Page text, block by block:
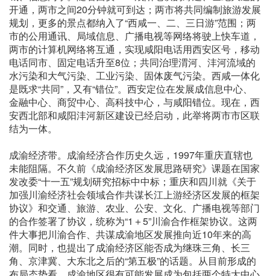
开通，两市之间20分钟就可到达；两市将共同编制旅游发展
规划，更多的景点都纳入了“西咸一、二、三日游”范围；两
市的公用通讯、局域信息、广播电视等网络将驶上快车道，
两市的计算机网络将互通，实现咸阳电话用西安区号，移动
电话同市、固定电话升至8位；共同治理渭河、沣河流域的
水污染和大气污染、工业污染、固体废气污染。西咸一体化
是既求“共同”，又有“错位”。西安定位在发展成信息中心、
金融中心、商贸中心、高科技中心，与咸阳错位。现在，西
安西北部和咸阳沣河新区建设已经启动，此举将两市市区联
结为一体。
成渝经济带。成渝经济合作历史久远，1997年重庆直辖也
未能阻隔。不久前《成渝经济区发展思路研究》课题在国家
发改委“十一五”规划研究招标中中标；重庆和四川就《关于
加强川渝经济社会领域合作共谋长江上游经济区发展的框架
协议》和交通、旅游、农业、公安、文化、广播电视等部门
的合作签署了协议，统称为“1＋5”川渝合作框架协议。这两
件大事把川渝合作、共谋成渝地区发展推向近10年来的高
潮。同时，也提出了成渝经济区能否成为继珠三角、长三
角、京津冀、大东北之后的“第五极”的话题。从目前形成的